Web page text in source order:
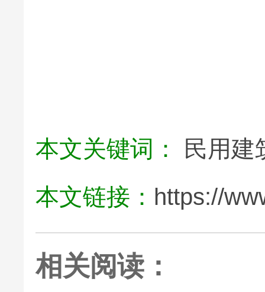
本文关键词：
民用建
本文链接： https://
相关阅读：